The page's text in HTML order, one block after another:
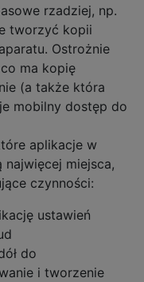
rzadziej, np.
tworzyć kopii
Ostrożnie
ma kopię
(a także która
mobilny dostęp do
aplikacje w
miejsca,
czynności:
ustawień
do
i tworzenie